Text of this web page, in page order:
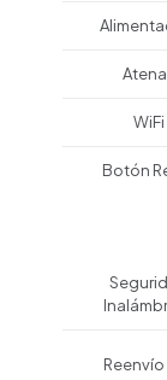
WiFi
Botón
Reenvío